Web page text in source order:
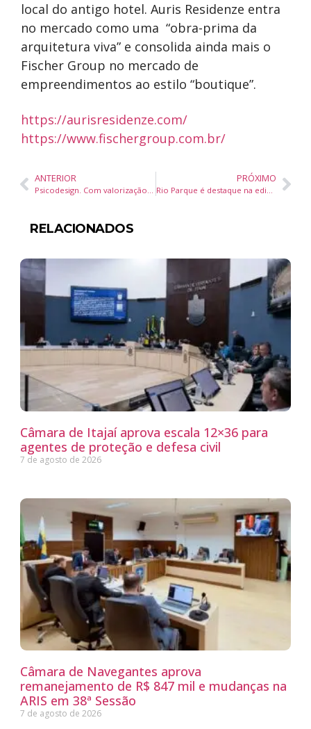
local do antigo hotel. Auris Residenze entra
no mercado como uma “obra-prima da
arquitetura viva” e consolida ainda mais o
Fischer Group no mercado de
empreendimentos ao estilo “boutique”.
https://aurisresidenze.com/
https://www.fischergroup.com.br/
ANTERIOR
Psicodesign. Com valorização quase o dobro da média nacional, cidade do litoral esconde novo conceito de moradia de luxo
PRÓXIMO
Rio Parque é destaque na edição Bilionários da Forbes, a mais importante do ano
RELACIONADOS
Câmara de Itajaí aprova escala 12×36 para
agentes de proteção e defesa civil
7 de agosto de 2026
Câmara de Navegantes aprova
remanejamento de R$ 847 mil e mudanças na
ARIS em 38ª Sessão
7 de agosto de 2026